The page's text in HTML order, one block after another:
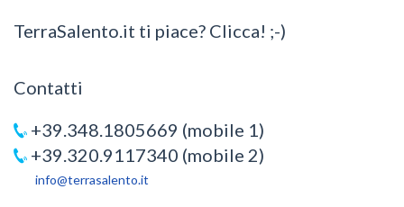
TerraSalento.it ti piace? Clicca! ;-)
Contatti
+39.348.1805669 (mobile 1)
+39.320.9117340 (mobile 2)
info@terrasalento.it